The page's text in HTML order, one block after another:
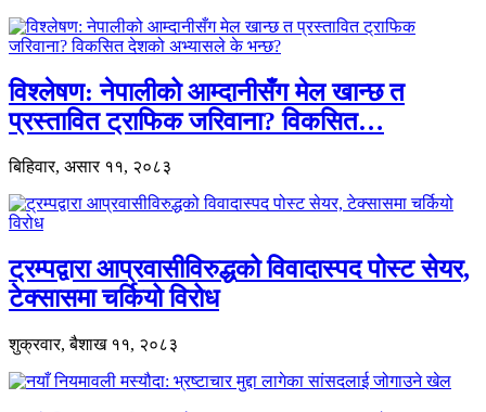
विश्लेषण: नेपालीको आम्दानीसँग मेल खान्छ त
प्रस्तावित ट्राफिक जरिवाना? विकसित…
बिहिवार, असार ११, २०८३
ट्रम्पद्वारा आप्रवासीविरुद्धको विवादास्पद पोस्ट सेयर,
टेक्सासमा चर्कियो विरोध
शुक्रवार, बैशाख ११, २०८३